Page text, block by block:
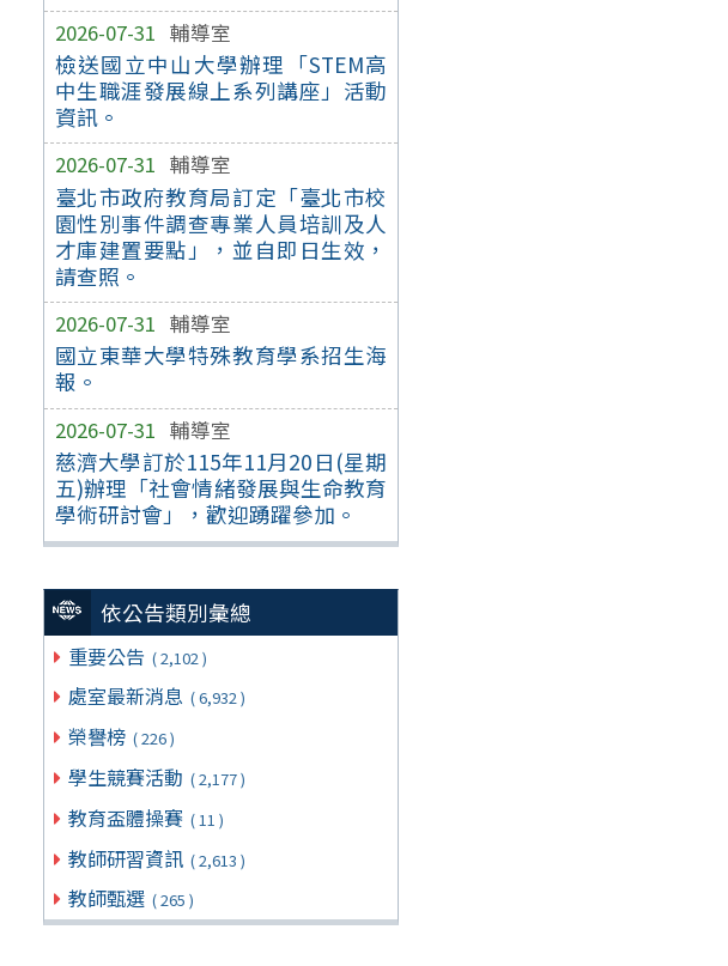
2026-07-31 輔導室
檢送國立中山大學辦理「STEM高
中生職涯發展線上系列講座」活動
資訊。
2026-07-31 輔導室
臺北市政府教育局訂定「臺北市校
園性別事件調查專業人員培訓及人
才庫建置要點」，並自即日生效，
請查照。
2026-07-31 輔導室
國立東華大學特殊教育學系招生海
報。
2026-07-31 輔導室
慈濟大學訂於115年11月20日(星期
五)辦理「社會情緒發展與生命教育
學術研討會」，歡迎踴躍參加。
依公告類別彙總
重要公告 ( 2,102 )
處室最新消息 ( 6,932 )
榮譽榜 ( 226 )
學生競賽活動 ( 2,177 )
教育盃體操賽 ( 11 )
教師研習資訊 ( 2,613 )
教師甄選 ( 265 )